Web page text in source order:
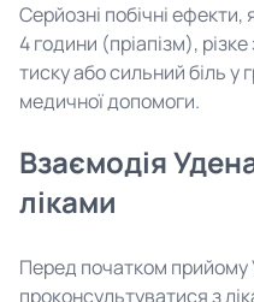
Серйозні побічні
4 години (пріапізм),
тиску або сильний біль у
медичної допомоги.
Взаємодія
ліками
Перед початком
проконсультуватися з